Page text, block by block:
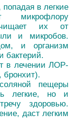
в легкие
микрофлору
их от
и микробов.
и организм
бактерий.
в лечении ЛОР-
бронхит).
пещеры
легкие, но и
здоровью.
даст легким